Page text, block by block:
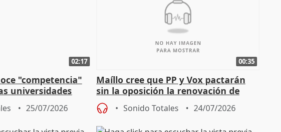
02:17
"competencia"
universidades
25/07/2026
00:35
Maíllo cree que PP y Vox pactarán
sin la oposición la renovación de
órganos como el Defensor
Sonido Totales 24/07/2026